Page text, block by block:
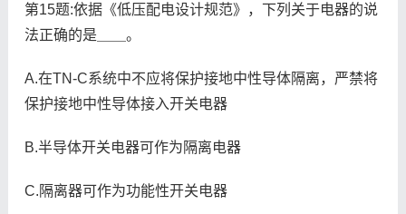
第15题:依据《低压配电设计规范》，下列关于电器的说
法正确的是＿＿。
A.在TN-C系统中不应将保护接地中性导体隔离，严禁将
保护接地中性导体接入开关电器
B.半导体开关电器可作为隔离电器
C.隔离器可作为功能性开关电器